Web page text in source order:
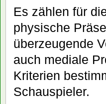
Es zählen für
physische
überzeugende
auch mediale
Kriterien
Schauspieler.